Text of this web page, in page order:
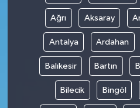
Ağrı Aksaray
Antalya Ardahan
Balıkesir Bartın
Bilecik Bingöl